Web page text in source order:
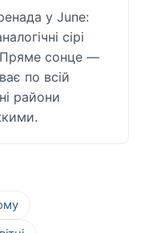
у June:
сірі
Пряме сонце —
по всій
райони